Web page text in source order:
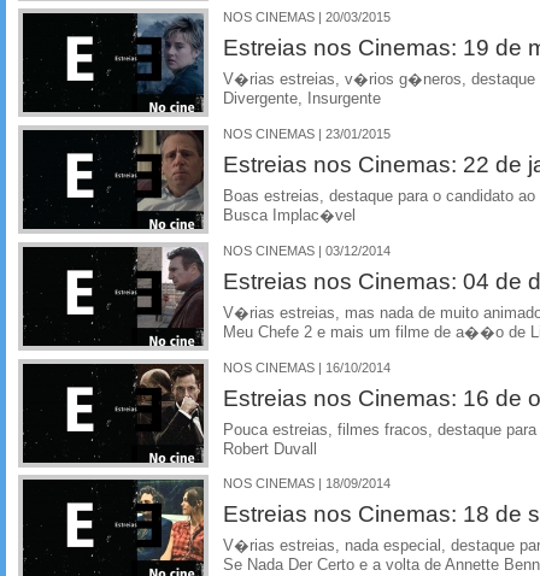
NOS CINEMAS | 20/03/2015
Estreias nos Cinemas: 19 de
V�rias estreias, v�rios g�neros, destaque
Divergente, Insurgente
NOS CINEMAS | 23/01/2015
Estreias nos Cinemas: 22 de
Boas estreias, destaque para o candidato
Busca Implac�vel
NOS CINEMAS | 03/12/2014
Estreias nos Cinemas: 04 de
V�rias estreias, mas nada de muito
Meu Chefe 2 e mais um filme de a��o de
NOS CINEMAS | 16/10/2014
Estreias nos Cinemas: 16 de
Pouca estreias, filmes fracos, destaque
Robert Duvall
NOS CINEMAS | 18/09/2014
Estreias nos Cinemas: 18 de
V�rias estreias, nada especial, destaque
Se Nada Der Certo e a volta de Annette